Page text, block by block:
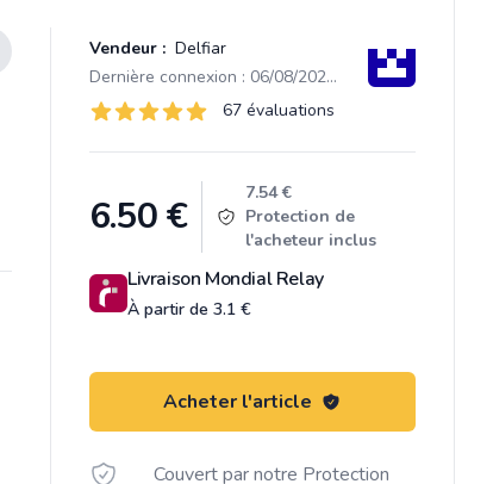
Vendeur : Delfiar
Dernière connexion : 06/08/2026 14:14
Évaluations
67 sur 5 étoiles 67 évaluations
Product information
6.50€
7.54 €
Protection de
l'acheteur inclus
Livraison Mondial Relay
À partir de 3.1 €
Acheter l'article
Couvert par notre Protection